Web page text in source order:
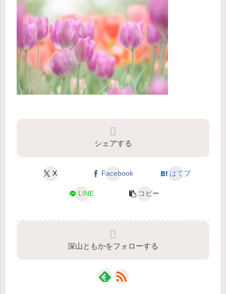
シェアする
X Facebook はてブ
LINE コピー
深山ともかをフォローする